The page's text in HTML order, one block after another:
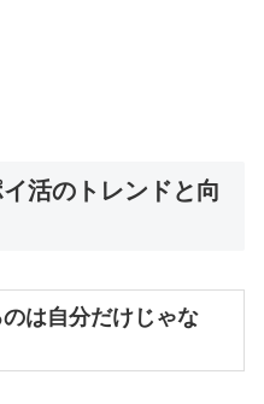
活のトレンドと向
は自分だけじゃな